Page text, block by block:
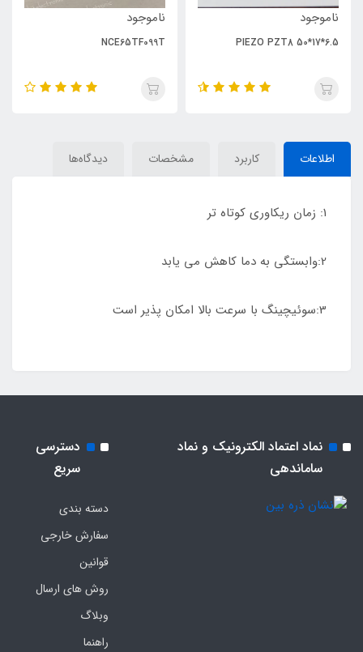
ناموجود
PIEZO PZT8 50*17*6.5
ناموجود
NCE65TF099T
اطلاعات کاربرد مشخصات دیدگاه‌ها
1: زمان ریکاوری کوتاه تر
2:وابستگی به دما کاهش می یابد
3:سوئیچینگ با سرعت بالا امکان پذیر است
نماد اعتماد الکترونیک و نماد
ساماندهی
دسترسی
سریع
دسته بندی
سفارش خارجی
قوانین
روش های ارسال
وبلاگ
راهنما